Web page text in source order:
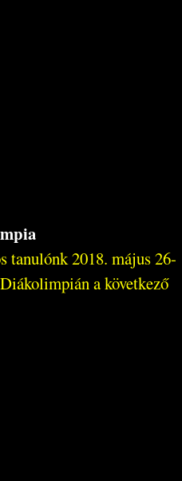
tanulónk 2018. május 26-
a következő